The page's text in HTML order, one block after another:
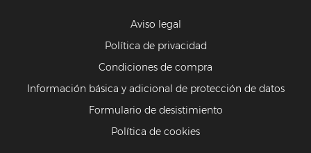
Aviso legal
Política de privacidad
Condiciones de compra
Información básica y adicional de protección de datos
Formulario de desistimiento
Política de cookies